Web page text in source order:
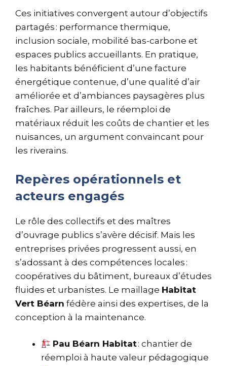
Ces initiatives convergent autour d’objectifs
partagés : performance thermique,
inclusion sociale, mobilité bas-carbone et
espaces publics accueillants. En pratique,
les habitants bénéficient d’une facture
énergétique contenue, d’une qualité d’air
améliorée et d’ambiances paysagères plus
fraîches. Par ailleurs, le réemploi de
matériaux réduit les coûts de chantier et les
nuisances, un argument convaincant pour
les riverains.
Repères opérationnels et
acteurs engagés
Le rôle des collectifs et des maîtres
d’ouvrage publics s’avère décisif. Mais les
entreprises privées progressent aussi, en
s’adossant à des compétences locales :
coopératives du bâtiment, bureaux d’études
fluides et urbanistes. Le maillage Habitat
Vert Béarn fédère ainsi des expertises, de la
conception à la maintenance.
Pau Béarn Habitat: chantier de
réemploi à haute valeur pédagogique